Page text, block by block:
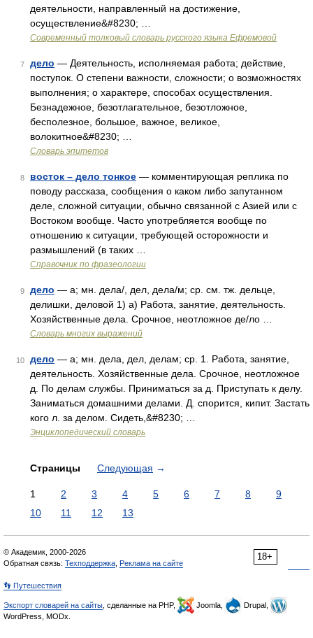
деятельности, направленный на достижение,
осуществление&#8230; …
Современный толковый словарь русского языка Ефремовой
7 дело — Деятельность, исполняемая работа; действие,
поступок. О степени важности, сложности; о возможностях
выполнения; о характере, способах осуществления.
Безнадежное, безотлагательное, безотложное,
бесполезное, большое, важное, великое,
волокитное&#8230; …
Словарь эпитетов
8 восток – дело тонкое — комментирующая реплика по
поводу рассказа, сообщения о каком либо запутанном
деле, сложной ситуации, обычно связанной с Азией или с
Востоком вообще. Часто употребляется вообще по
отношению к ситуации, требующей осторожности и
размышлений (в таких …
Справочник по фразеологии
9 дело — а; мн. дела/, дел, дела/м; ср. см. тж. дельце,
делишки, деловой 1) а) Работа, занятие, деятельность.
Хозяйственные дела. Срочное, неотложное де/ло …
Словарь многих выражений
10 дело — а; мн. дела, дел, делам; ср. 1. Работа, занятие,
деятельность. Хозяйственные дела. Срочное, неотложное
д. По делам службы. Приниматься за д. Приступать к делу.
Заниматься домашними делами. Д. спорится, кипит. Застать
кого л. за делом. Сидеть,&#8230; …
Энциклопедический словарь
Страницы Следующая →
1 2 3 4 5 6 7 8
9
10
11 12 13
18+
© Академик, 2000-2026
Обратная связь: Техподдержка Реклама на сайте
👣 Путешествия
Экспорт словарей на сайты , сделанные на PHP, Joomla,
Drupal,
WordPress, MODx.